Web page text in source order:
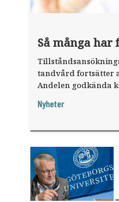
Så många har
tandvård fortsätter
Andelen godkända
Nyheter